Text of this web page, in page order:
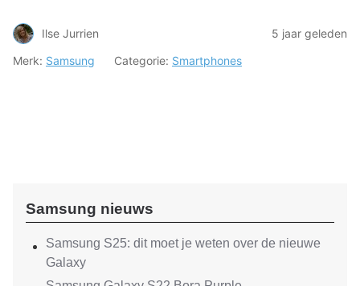
Ilse Jurrien
5 jaar geleden
Merk: Samsung Categorie: Smartphones
Samsung nieuws
Samsung S25: dit moet je weten over de nieuwe
Galaxy